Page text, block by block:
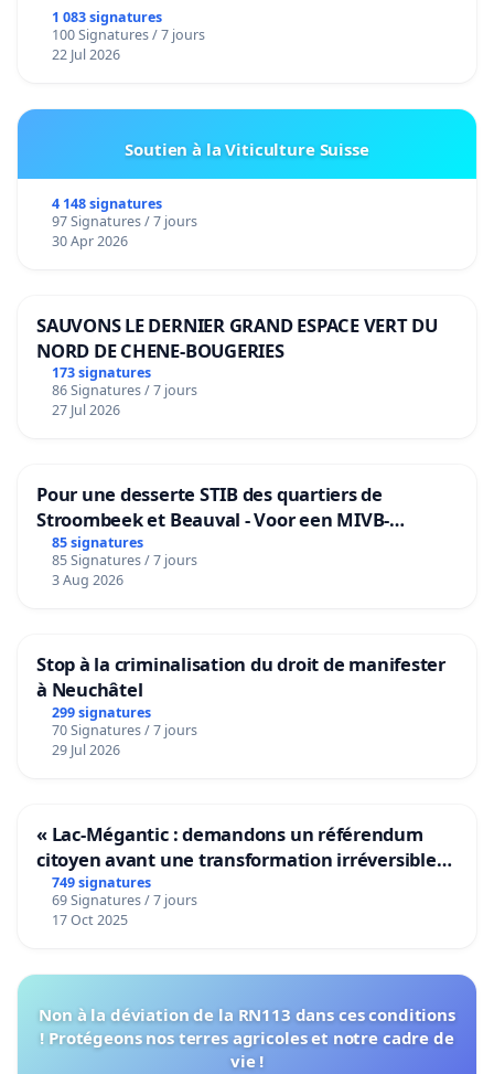
1 083 signatures
100 Signatures / 7 jours
22 Jul 2026
Soutien à la Viticulture Suisse
4 148 signatures
97 Signatures / 7 jours
30 Apr 2026
SAUVONS LE DERNIER GRAND ESPACE VERT DU
NORD DE CHENE-BOUGERIES
173 signatures
86 Signatures / 7 jours
27 Jul 2026
Pour une desserte STIB des quartiers de
Stroombeek et Beauval - Voor een MIVB-
bediening van de wijken Strombeek en Het
Voor
85 signatures
85 Signatures / 7 jours
3 Aug 2026
Stop à la criminalisation du droit de manifester
à Neuchâtel
299 signatures
70 Signatures / 7 jours
29 Jul 2026
« Lac-Mégantic : demandons un référendum
citoyen avant une transformation irréversible
de notre territoire »
749 signatures
69 Signatures / 7 jours
17 Oct 2025
Non à la déviation de la RN113 dans ces conditions
! Protégeons nos terres agricoles et notre cadre de
vie !